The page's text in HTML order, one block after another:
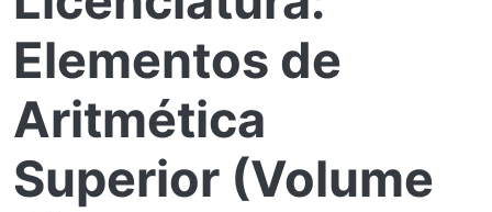
Elementos de
Aritmética
Superior (Volume